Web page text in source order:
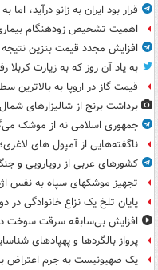
قرار بود ایران به زانو درآید،
اهمیت تشخیص زودهنگام
افزایش مجدد قیمت بنزین نتیجه
به یاد آن روز که به زیارت کربلا
قیمت گاز در اروپا به بالاترین سطح خود
برداشت برنج از شالیزارهای
جمهوری اسلامی نه از موشک
ناگفته‌هایی از آمپول های
کشورهای عربی از رویارویی و
تجهیز موشکهای سپاه به نفس
پایان تلخ یک نزاع خانوادگی در
افزایش بی‌سابقه سرقت سوخت
پرواز بالگردها و پهپادهای
یک صهیونیست به جرم اعتراض به